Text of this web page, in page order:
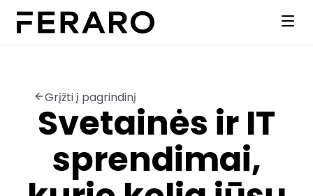
Grįžti į pagrindinį
Svetainės ir IT
sprendimai,